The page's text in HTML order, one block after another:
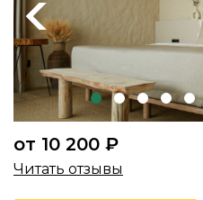
Previous
от 10 200 ₽
Читать отзывы